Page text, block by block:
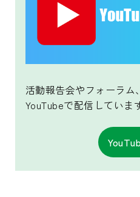
活動報告会やフォーラ
YouTubeで配信していま